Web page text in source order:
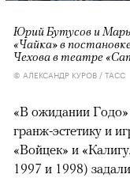
Юрий Бутусов и
«Чайка» в
Чехова в театре
© АЛЕКСАНДР КУРОВ / ТАСС
«В ожидании Годо»
гранж-эстетику и
«Войцек» и
1997 и 1998)